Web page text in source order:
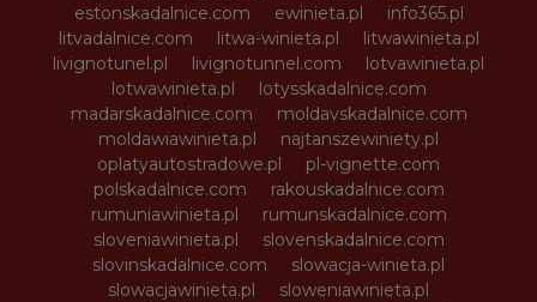
estonskadalnice.com
ewinieta.pl
info365.pl
litvadalnice.com
litwa-winieta.pl
litwawinieta.pl
livignotunel.pl
livignotunnel.com
lotvawinieta.pl
lotwawinieta.pl
lotysskadalnice.com
madarskadalnice.com
moldavskadalnice.com
moldawiawinieta.pl
najtanszewiniety.pl
oplatyautostradowe.pl
pl-vignette.com
polskadalnice.com
rakouskadalnice.com
rumuniawinieta.pl
rumunskadalnice.com
sloveniawinieta.pl
slovenskadalnice.com
slovinskadalnice.com
slowacja-winieta.pl
slowacjawinieta.pl
sloweniawinieta.pl